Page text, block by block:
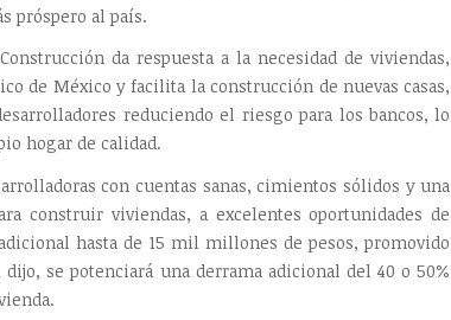
próspero al país.
da respuesta a la necesidad de viviendas,
de México y facilita la construcción de nuevas casas,
reduciendo el riesgo para los bancos, lo
hogar de calidad.
con cuentas sanas, cimientos sólidos y una
construir viviendas, a excelentes oportunidades de
hasta de 15 mil millones de pesos, promovido
se potenciará una derrama adicional del 40 o 50%